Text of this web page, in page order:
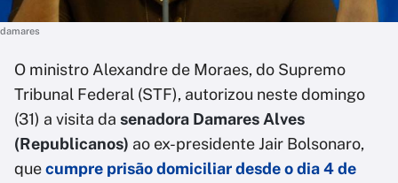
damares
O ministro Alexandre de Moraes, do Supremo
Tribunal Federal (STF), autorizou neste domingo
(31) a visita da senadora Damares Alves
(Republicanos) ao ex-presidente Jair Bolsonaro,
quecumpre prisão domiciliar desde o dia 4 de